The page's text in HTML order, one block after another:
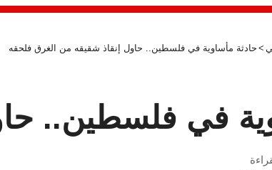
> حادثة مأساوية في فلسطين.. حاول إنقاذ شقيقه من الغرق فلحقه
في فلسطين..